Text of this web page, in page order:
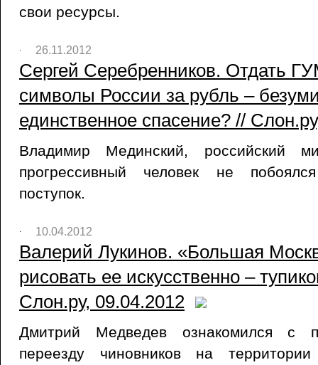
свои ресурсы.
26.11.2012
Сергей Серебренников. Отдать
символы России за рубль –
единственное спасение? //
Владимир Мединский, российский
прогрессивный человек не
поступок.
10.04.2012
Валерий Лукинов. «Большая
рисовать ее искусственно –
Слон.ру, 09.04.2012
Дмитрий Медведев ознакомился с
переезду чиновников на